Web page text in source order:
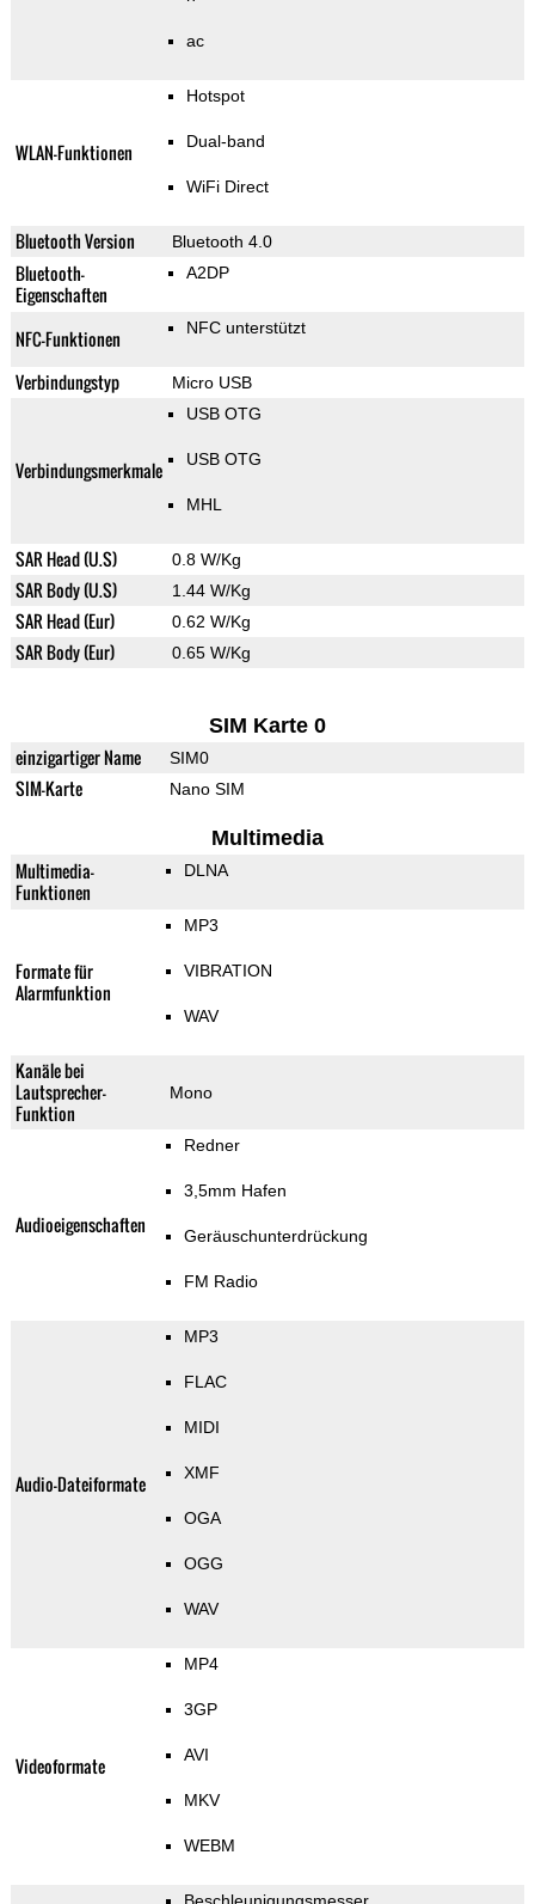
ac
WLAN-Funktionen
Hotspot
Dual-band
WiFi Direct
Bluetooth Version Bluetooth 4.0
Bluetooth-
Eigenschaften
A2DP
NFC-Funktionen NFC unterstützt
Verbindungstyp Micro USB
Verbindungsmerkmale
USB OTG
USB OTG
MHL
SAR Head (U.S) 0.8 W/Kg
SAR Body (U.S) 1.44 W/Kg
SAR Head (Eur) 0.62 W/Kg
SAR Body (Eur) 0.65 W/Kg
SIM Karte 0
einzigartiger Name SIM0
SIM-Karte Nano SIM
Multimedia
Multimedia-
Funktionen
DLNA
Formate für
Alarmfunktion
MP3
VIBRATION
WAV
Kanäle bei
Lautsprecher-
Funktion
Mono
Audioeigenschaften
Redner
3,5mm Hafen
Geräuschunterdrückung
FM Radio
Audio-Dateiformate
MP3
FLAC
MIDI
XMF
OGA
OGG
WAV
Videoformate
MP4
3GP
AVI
MKV
WEBM